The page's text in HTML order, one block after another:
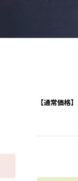
【通常価格】